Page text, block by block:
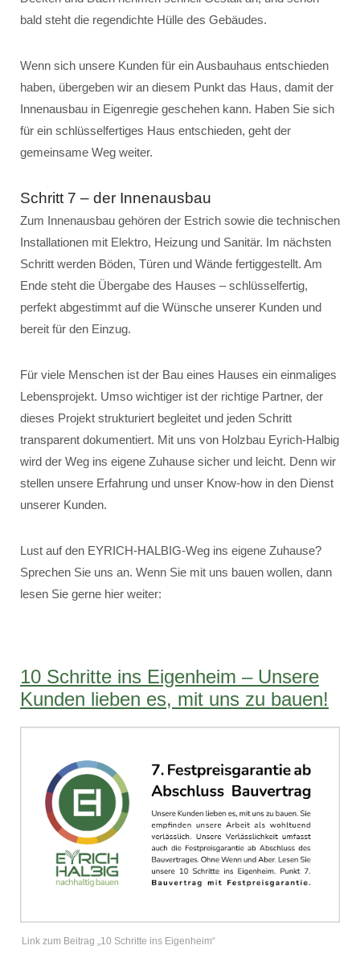
bald steht die regendichte Hülle des Gebäudes.
Wenn sich unsere Kunden für ein Ausbauhaus entschieden
haben, übergeben wir an diesem Punkt das Haus, damit der
Innenausbau in Eigenregie geschehen kann. Haben Sie sich
für ein schlüsselfertiges Haus entschieden, geht der
gemeinsame Weg weiter.
Schritt 7 – der Innenausbau
Zum Innenausbau gehören der Estrich sowie die technischen
Installationen mit Elektro, Heizung und Sanitär. Im nächsten
Schritt werden Böden, Türen und Wände fertiggestellt. Am
Ende steht die Übergabe des Hauses – schlüsselfertig,
perfekt abgestimmt auf die Wünsche unserer Kunden und
bereit für den Einzug.
Für viele Menschen ist der Bau eines Hauses ein einmaliges
Lebensprojekt. Umso wichtiger ist der richtige Partner, der
dieses Projekt strukturiert begleitet und jeden Schritt
transparent dokumentiert. Mit uns von Holzbau Eyrich-Halbig
wird der Weg ins eigene Zuhause sicher und leicht. Denn wir
stellen unsere Erfahrung und unser Know-how in den Dienst
unserer Kunden.
Lust auf den EYRICH-HALBIG-Weg ins eigene Zuhause?
Sprechen Sie uns an. Wenn Sie mit uns bauen wollen, dann
lesen Sie gerne hier weiter:
10 Schritte ins Eigenheim – Unsere
Kunden lieben es, mit uns zu bauen!
Link zum Beitrag „10 Schritte ins Eigenheim“